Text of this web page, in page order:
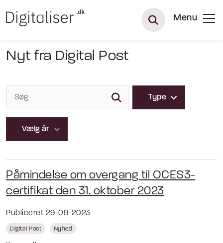
Menu
Nyt fra Digital Post
Type
Påmindelse om overgang til OCES3-
certifikat den 31. oktober 2023
Publiceret 29-09-2023
Digital Post Nyhed